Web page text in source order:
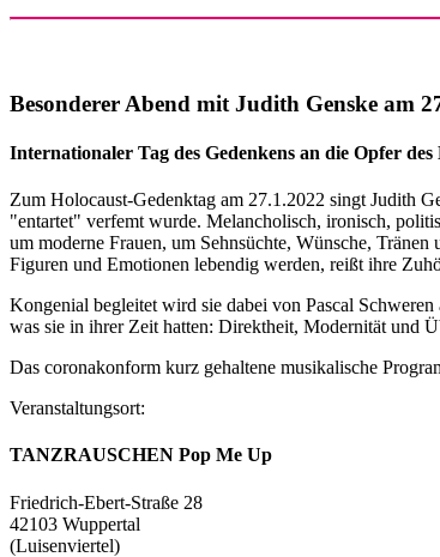
Besonderer Abend mit Judith Genske am
Internationaler Tag des Gedenkens an die Opfer des
Zum Holocaust-Gedenktag am 27.1.2022 singt Judith
"entartet" verfemt wurde. Melancholisch, ironisch,
um moderne Frauen, um Sehnsüchte, Wünsche,
Figuren und Emotionen lebendig werden, reißt ihre
Kongenial begleitet wird sie dabei von Pascal
was sie in ihrer Zeit hatten: Direktheit, Modernität und
Das coronakonform kurz gehaltene musikalische
Veranstaltungsort:
TANZRAUSCHEN Pop Me Up
Friedrich-Ebert-Straße 28
42103 Wuppertal
(Luisenviertel)